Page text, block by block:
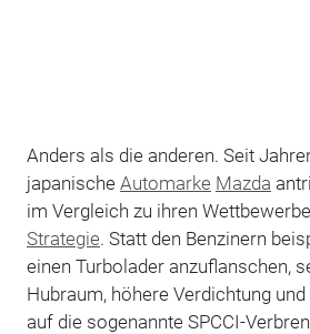
Anders als die anderen. Seit
japanische Automarke Mazda
im Vergleich zu ihren
Strategie. Statt den Benzinern
einen Turbolader anzuflanschen,
Hubraum, höhere Verdichtung
auf die sogenannte SPCCI-